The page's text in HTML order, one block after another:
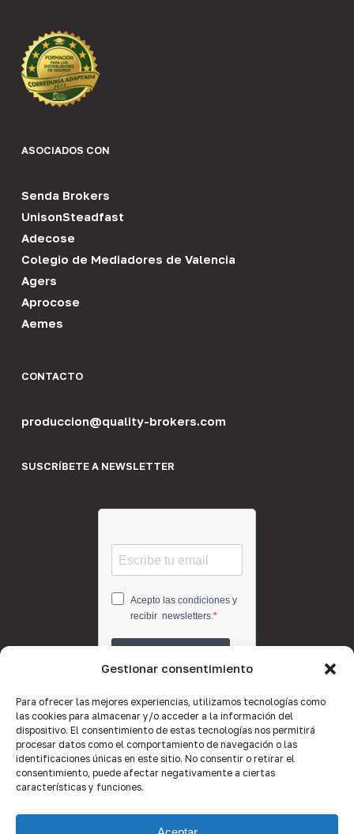
Gestionar consentimiento
Para ofrecer las mejores experiencias, utilizamos tecnologías como
las cookies para almacenar y/o acceder a la información del
dispositivo. El consentimiento de estas tecnologías nos permitirá
procesar datos como el comportamiento de navegación o las
identificaciones únicas en este sitio. No consentir o retirar el
consentimiento, puede afectar negativamente a ciertas
características y funciones.
ASOCIADOS CON
Senda Brokers
UnisonSteadfast
Adecose
Colegio de Mediadores de Valencia
Agers
Aprocose
Aemes
CONTACTO
produccion@quality-brokers.com
SUSCRÍBETE A NEWSLETTER